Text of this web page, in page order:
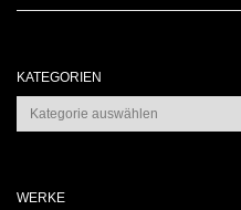
KATEGORIEN
Kategorien
WERKE